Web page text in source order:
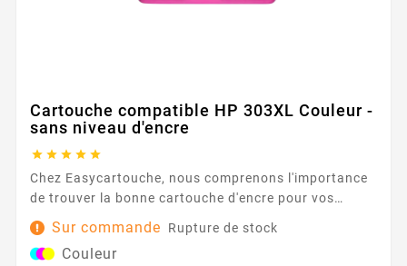
Cartouche compatible HP 303XL Couleur -
sans niveau d'encre
    
Chez Easycartouche, nous comprenons l'importance
de trouver la bonne cartouche d'encre pour vos
besoins d'impression. C'est pourquoi nous proposons
la Cartouche compatible HP 303XL Couleur - sans
niveau d'encre, conçue pour fournir des impressions
Sur commande Rupture de stock
Couleur